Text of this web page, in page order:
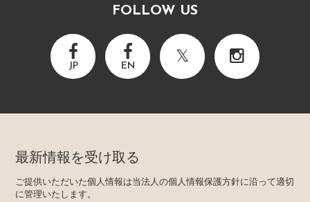
FOLLOW US
JP EN
最新情報を受け取る
ご提供いただいた個人情報は当法人の個人情報保護方針に沿って適切
に管理いたします。